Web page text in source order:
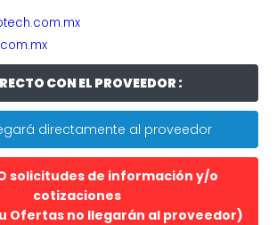
CON EL PROVEEDOR :
directamente al proveedor
solicitudes de información y/o
cotizaciones
Ofertas no llegarán al proveedor)